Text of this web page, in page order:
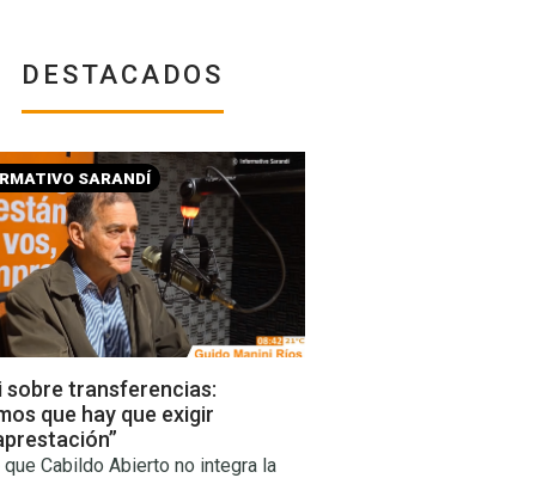
DESTACADOS
SARANDÍ
sobre transferencias:
que hay que exigir
que Cabildo Abierto no integra la